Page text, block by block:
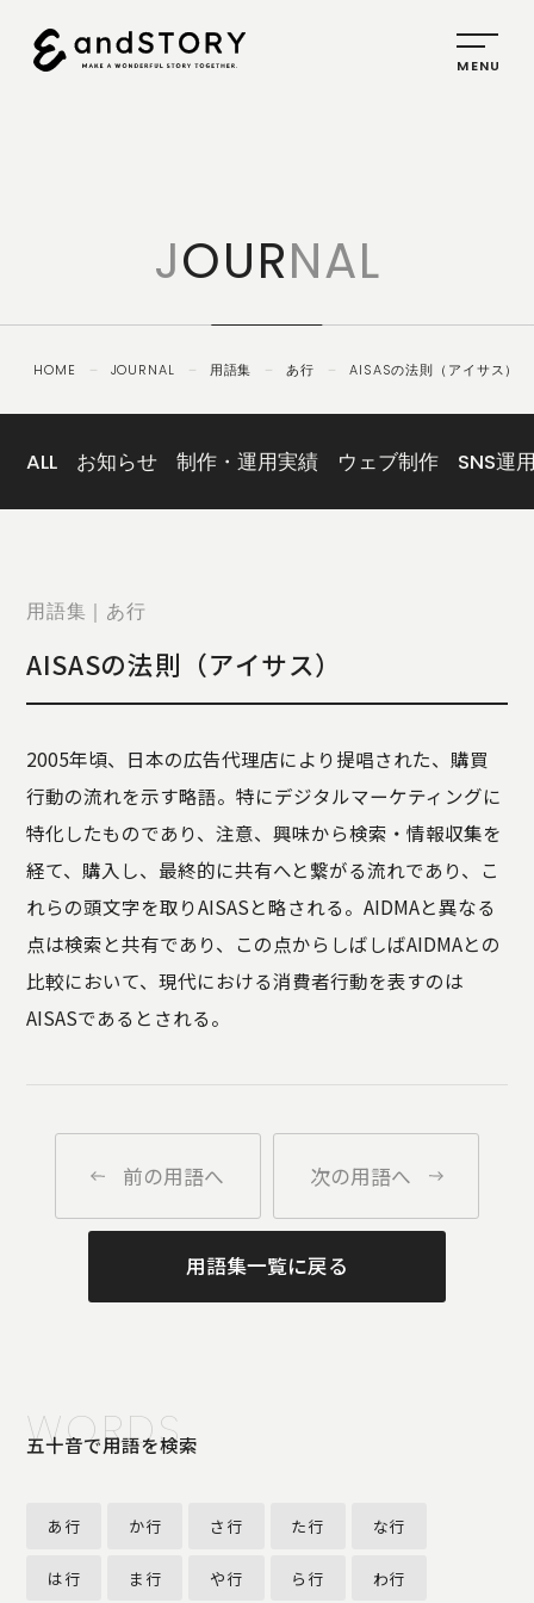
SERVICE
PLANNING
CREATIVE
IDENTITY
ABOUT
US
COMPANY
JOURNAL
CONTACT
US
PRIVACY
POLICY
SECURITY
POLICY
特定商取引
に基づく表
記
JOURNAL
HOME － JOURNAL － 用語集 － あ行 － AISASの法則（アイサス）
ALL お知らせ 制作・運用実績 ウェブ制作 SNS運
用語集｜あ行
AISASの法則（アイサス）
2005年頃、日本の広告代理店により提唱された、購買
行動の流れを示す略語。特にデジタルマーケティングに
特化したものであり、注意、興味から検索・情報収集を
経て、購入し、最終的に共有へと繋がる流れであり、こ
れらの頭文字を取りAISASと略される。AIDMAと異なる
点は検索と共有であり、この点からしばしばAIDMAとの
比較において、現代における消費者行動を表すのは
AISASであるとされる。
前の用語へ 次の用語へ
用語集一覧に戻る
WORDS
五十音で用語を検索
あ行 か行 さ行 た行 な行
は行 ま行 や行 ら行 わ行